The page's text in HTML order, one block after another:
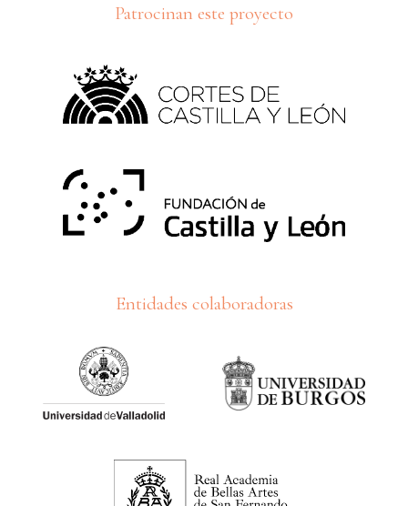
Patrocinan este proyecto
Entidades colaboradoras